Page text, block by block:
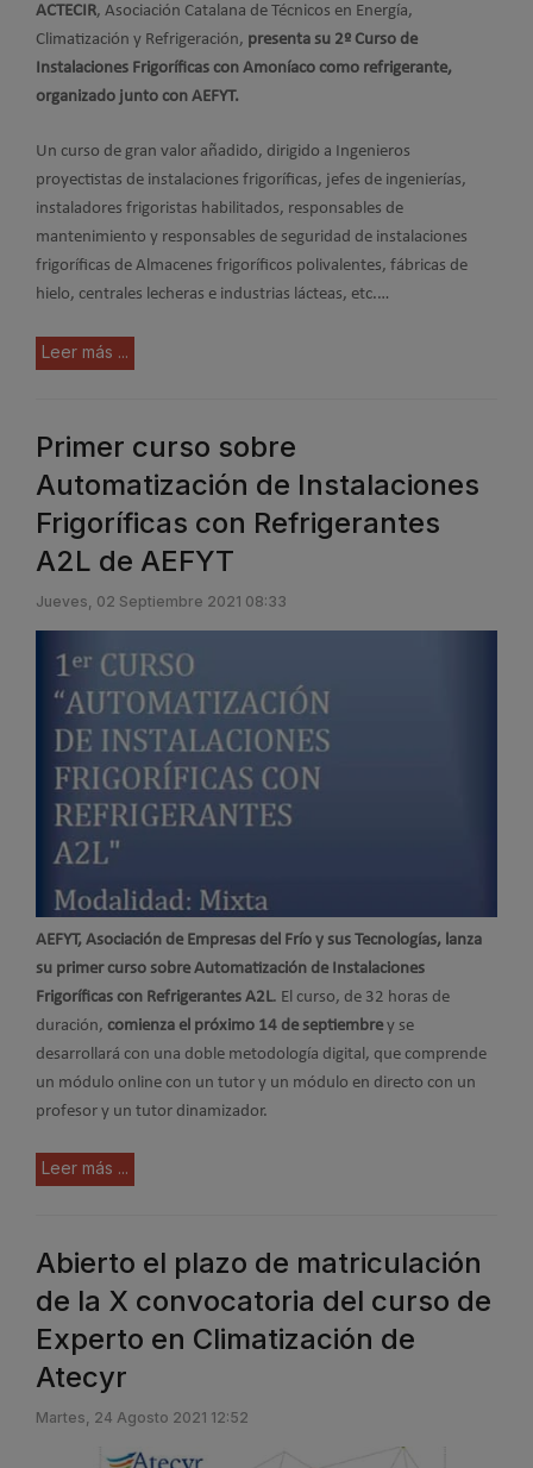
ACTECIR, Asociación Catalana de Técnicos en Energía,
Climatización y Refrigeración, presenta su 2º Curso de
Instalaciones Frigoríficas con Amoníaco como refrigerante,
organizado junto con AEFYT.
Un curso de gran valor añadido, dirigido a Ingenieros
proyectistas de instalaciones frigoríficas, jefes de ingenierías,
instaladores frigoristas habilitados, responsables de
mantenimiento y responsables de seguridad de instalaciones
frigoríficas de Almacenes frigoríficos polivalentes, fábricas de
hielo, centrales lecheras e industrias lácteas, etc.…
Leer más ...
Primer curso sobre
Automatización de Instalaciones
Frigoríficas con Refrigerantes
A2L de AEFYT
Jueves, 02 Septiembre 2021 08:33
AEFYT, Asociación de Empresas del Frío y sus Tecnologías, lanza
su primer curso sobre Automatización de Instalaciones
Frigoríficas con Refrigerantes A2L. El curso, de 32 horas de
duración, comienza el próximo 14 de septiembrey se
desarrollará con una doble metodología digital, que comprende
un módulo online con un tutor y un módulo en directo con un
profesor y un tutor dinamizador.
Leer más ...
Abierto el plazo de matriculación
de la X convocatoria del curso de
Experto en Climatización de
Atecyr
Martes, 24 Agosto 2021 12:52